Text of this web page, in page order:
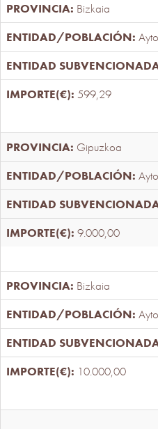
Bizkaia
599,29
Gipuzkoa
9.000,00
Bizkaia
10.000,00